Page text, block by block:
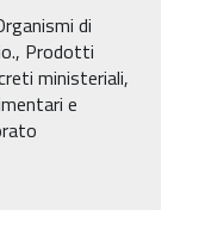
di
Prodotti
ministeriali,
e